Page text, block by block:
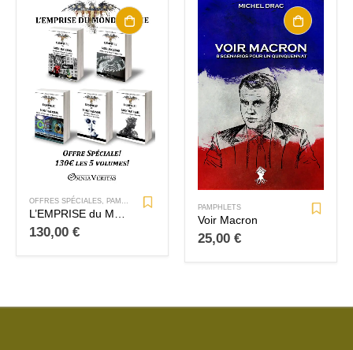
OFFRES SPÉCIALES PAMPHLETS
130,00 €
PAMPHLETS
Voir Macron
25,00 €